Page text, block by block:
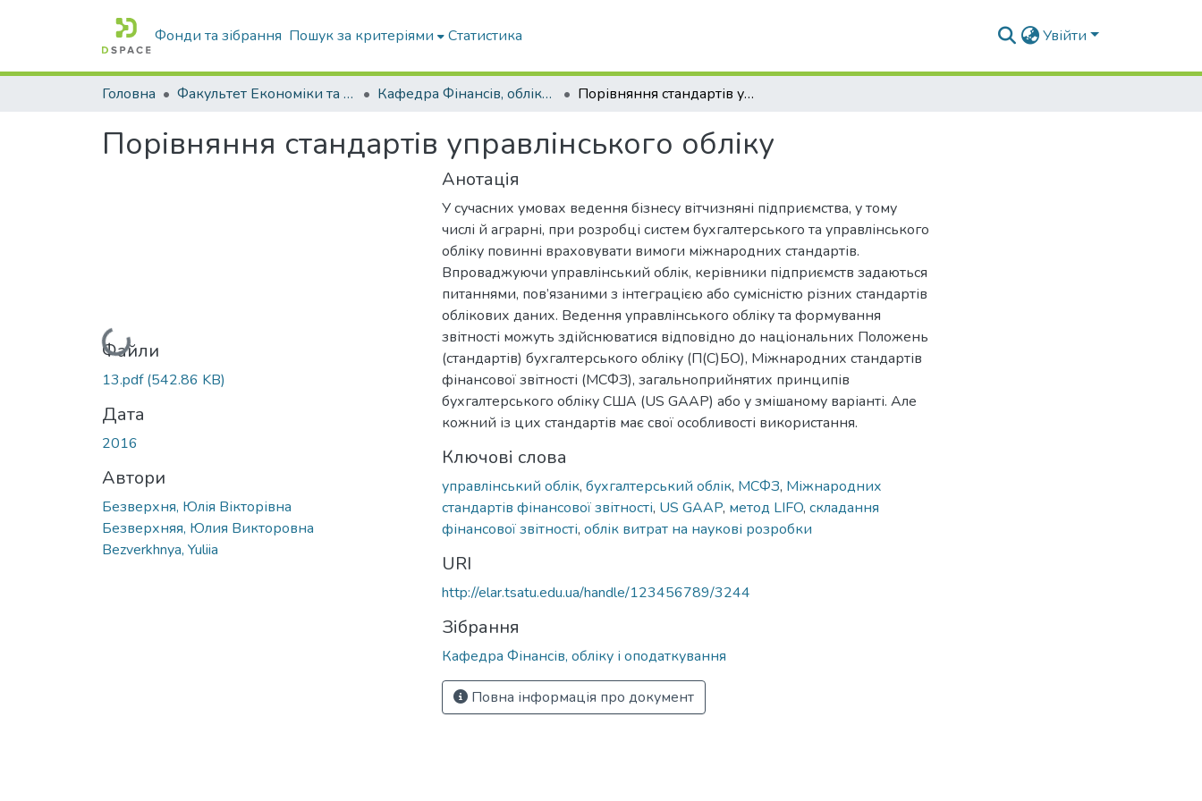
Фонди та зібрання Пошук за критеріями Статистика Увійти
Головна Факультет Економіки та бізнесу Кафедра Фінансів, обліку і оподаткування Порівняння стандартів управлінського обліку
Порівняння стандартів управлінського обліку
Вантажиться...
Файли
13.pdf(542.86 KB)
Дата
2016
Автори
Безверхня, Юлія Вікторівна
Безверхняя, Юлия Викторовна
Bezverkhnya, Yuliia
Анотація
У сучасних умовах ведення бізнесу вітчизняні підприємства, у тому
числі й аграрні, при розробці систем бухгалтерського та управлінського
обліку повинні враховувати вимоги міжнародних стандартів.
Впроваджуючи управлінський облік, керівники підприємств задаються
питаннями, пов’язаними з інтеграцією або сумісністю різних стандартів
облікових даних. Ведення управлінського обліку та формування
звітності можуть здійснюватися відповідно до національних Положень
(стандартів) бухгалтерського обліку (П(С)БО), Міжнародних стандартів
фінансової звітності (МСФЗ), загальноприйнятих принципів
бухгалтерського обліку США (US GAAP) або у змішаному варіанті. Але
кожний із цих стандартів має свої особливості використання.
Ключові слова
управлінський облік, бухгалтерський облік, МСФЗ, Міжнародних
стандартів фінансової звітності, US GAAP, метод LІFO, складання
фінансової звітності, облік витрат на наукові розробки
URI
http://elar.tsatu.edu.ua/handle/123456789/3244
Зібрання
Кафедра Фінансів, обліку і оподаткування
Повна інформація про документ